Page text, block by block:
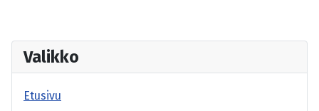
Valikko
Etusivu